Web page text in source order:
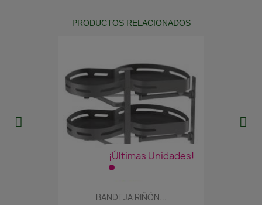
PRODUCTOS RELACIONADOS
¡Últimas Unidades!
BANDEJA RIÑÓN...